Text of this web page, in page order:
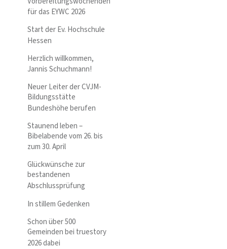
für das EYWC 2026
Start der Ev. Hochschule
Hessen
Herzlich willkommen,
Jannis Schuchmann!
Neuer Leiter der CVJM-
Bildungsstätte
Bundeshöhe berufen
Staunend leben –
Bibelabende vom 26. bis
zum 30. April
Glückwünsche zur
bestandenen
Abschlussprüfung
In stillem Gedenken
Schon über 500
Gemeinden bei truestory
2026 dabei